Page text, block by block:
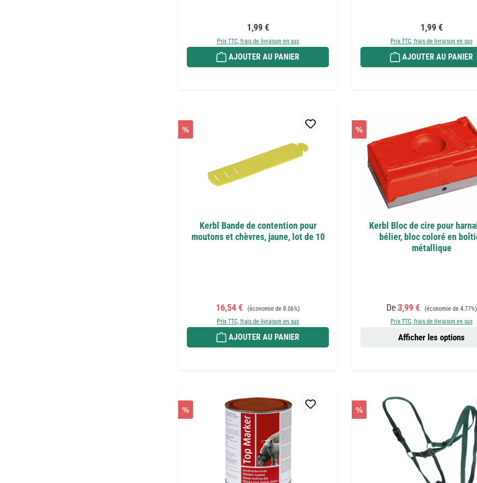
Prix régulier :
1,99 €
Prix TTC, frais de livraison en sus
AJOUTER AU PANIER
Prix régulier :
1,99 €
Prix TTC, frais de livraison en sus
AJOUTER AU PANIER
%
Kerbl Bande de contention pour
moutons et chèvres, jaune, lot de 10
Prix de vente :
16,54 € Prix régulier :
(économie de 8.06%)
Prix TTC, frais de livraison en sus
AJOUTER AU PANIER
%
Kerbl Bloc de cire pour
bélier, bloc coloré en
métallique
Prix de vente :
De3,99 € Prix régulier :
(économie de 4.77%)
Prix TTC, frais de livraison en sus
Afficher les options
% %